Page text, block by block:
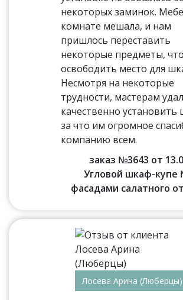
некоторых заминок.
комнате мешала, и нам
пришлось переставить
некоторые предметы,
освободить место для
Несмотря на некоторые
трудности, мастерам
качественно установить
за что им огромное
компанию всем.
заказ №3643 от
Угловой шкаф-купе
фасадами салатного
Лосева Арина (Люберцы)